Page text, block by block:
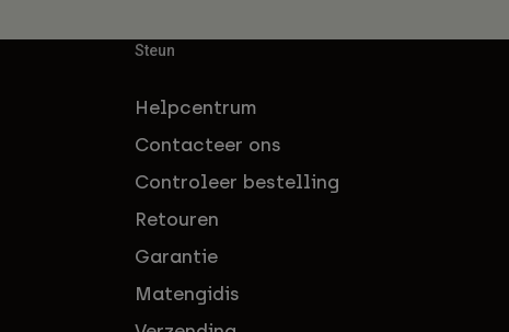
Steun
Helpcentrum
Contacteer ons
Controleer bestelling
Retouren
Garantie
Matengidis